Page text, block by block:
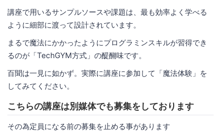
講座で用いるサンプルソースや課題は、最も効率よく学べる
ように細部に渡って設計されています。
まるで魔法にかかったようにプログラミンスキルが習得でき
るのが「TechGYM方式」の醍醐味です。
百聞は一見に如かず。実際に講座に参加して「魔法体験」を
してみてください。
こちらの講座は別媒体でも募集をしております
その為定員になる前の募集を止める事があります